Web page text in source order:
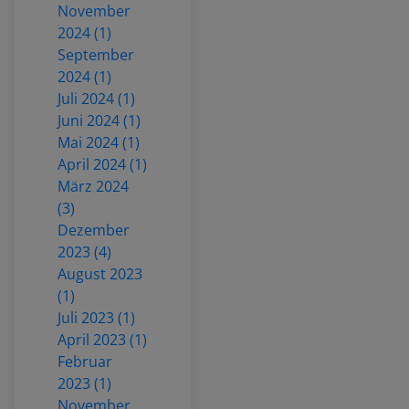
November
2024 (1)
September
2024 (1)
Juli 2024 (1)
Juni 2024 (1)
Mai 2024 (1)
April 2024 (1)
März 2024
(3)
Dezember
2023 (4)
August 2023
(1)
Juli 2023 (1)
April 2023 (1)
Februar
2023 (1)